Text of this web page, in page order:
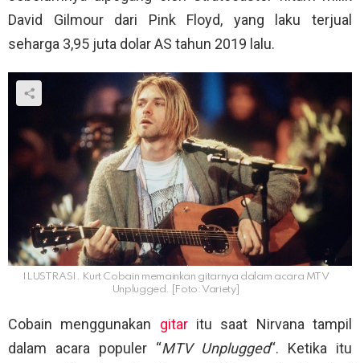
David Gilmour dari Pink Floyd, yang laku terjual
seharga 3,95 juta dolar AS tahun 2019 lalu.
ILUSTRASI. Kurt Cobain memainkan gitarnya dalam acara MTV
Unplugged. [Foto: Variety]
Cobain menggunakan gitaritu saat Nirvana tampil
dalam acara populer “MTV Unplugged“. Ketika itu